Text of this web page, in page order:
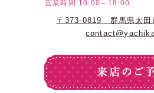
営業時間:10:00～18:00
〒373-0819 群馬県太田